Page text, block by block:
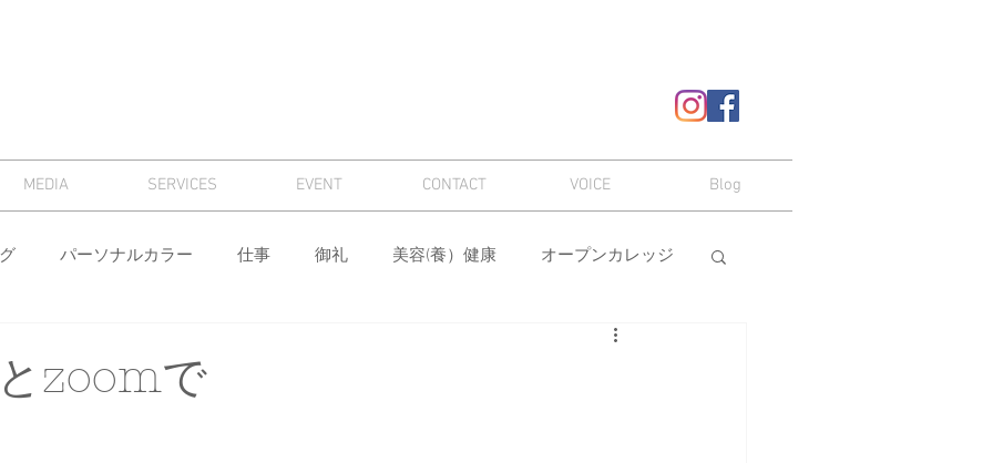
MEDIA SERVICES EVENT CONTACT VOICE Blog
パーソナルカラー 仕事 御礼 美容(養）健康 オープンカレッジ
zoomで